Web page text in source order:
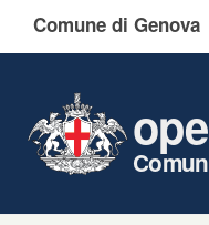
Comune di Genova